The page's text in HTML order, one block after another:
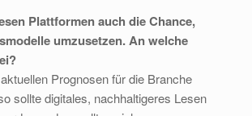
Plattformen auch die Chance,
umzusetzen. An welche
Prognosen für die Branche
sollte digitales, nachhaltigeres Lesen